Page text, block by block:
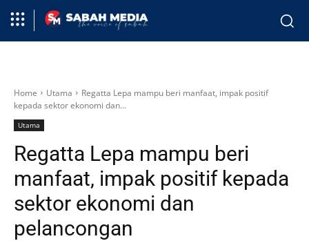
Home Utama
Regatta Lepa mampu beri manfaat, impak positif
kepada sektor ekonomi dan...
Utama
Regatta Lepa mampu beri
manfaat, impak positif kepada
sektor ekonomi dan
pelancongan